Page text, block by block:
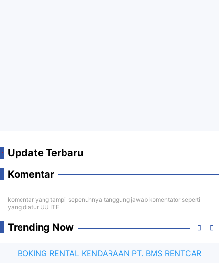
Update Terbaru
Komentar
komentar yang tampil sepenuhnya tanggung jawab komentator seperti
yang diatur UU ITE
Trending Now
BOKING RENTAL KENDARAAN PT. BMS RENTCAR